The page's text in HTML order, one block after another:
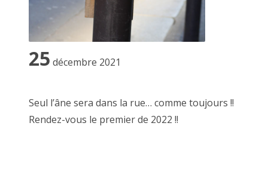
2023 novembre
2023 septembre
2023 août
25 décembre 2021
Seul l’âne sera dans la rue… comme toujours !!
Rendez-vous le premier de 2022 !!